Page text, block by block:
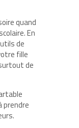
quand
En
de
fille
de
prendre